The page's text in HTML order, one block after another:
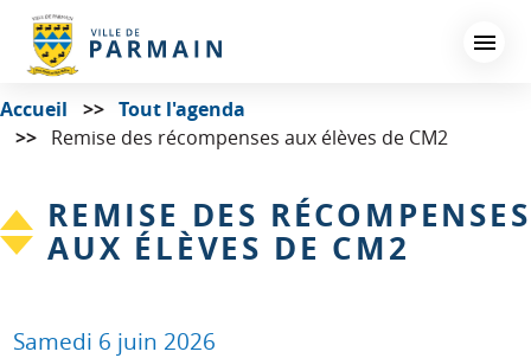
Accueil
Tout l'agenda
Remise des récompenses aux élèves de CM2
REMISE DES RÉCOMPENSES
AUX ÉLÈVES DE CM2
Samedi 6 juin 2026